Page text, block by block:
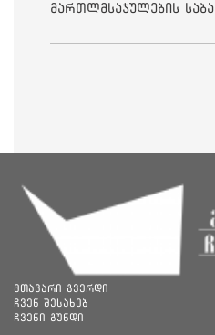
მართლმსაჯულების
მთავარი გვერდი
ჩვენ შესახებ
ჩვენი გუნდი